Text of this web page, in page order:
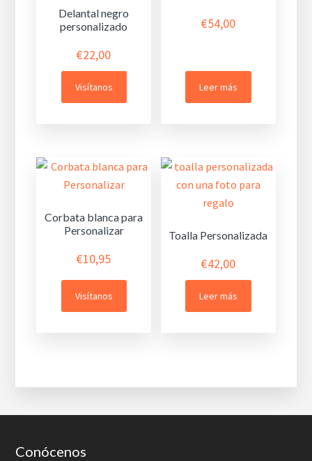
Delantal negro
personalizado
€22,00
Visítanos
€54,00
Leer más
Corbata blanca para
Personalizar
€10,95
Visítanos
Toalla Personalizada
€42,00
Leer más
Footer
Conócenos